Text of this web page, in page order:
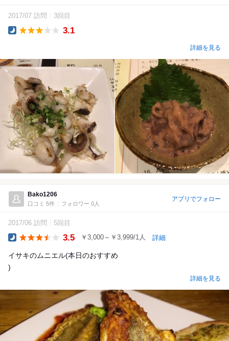
2017/07 訪問 3回目
3.1
詳細を見る
Bako1206
口コミ 5件 フォロワー 0人
アプリでフォロー
2017/06 訪問 5回目
3.5 ￥3,000～￥3,999/1人 詳細
イサキのムニエル(本日のおすすめ
)
詳細を見る